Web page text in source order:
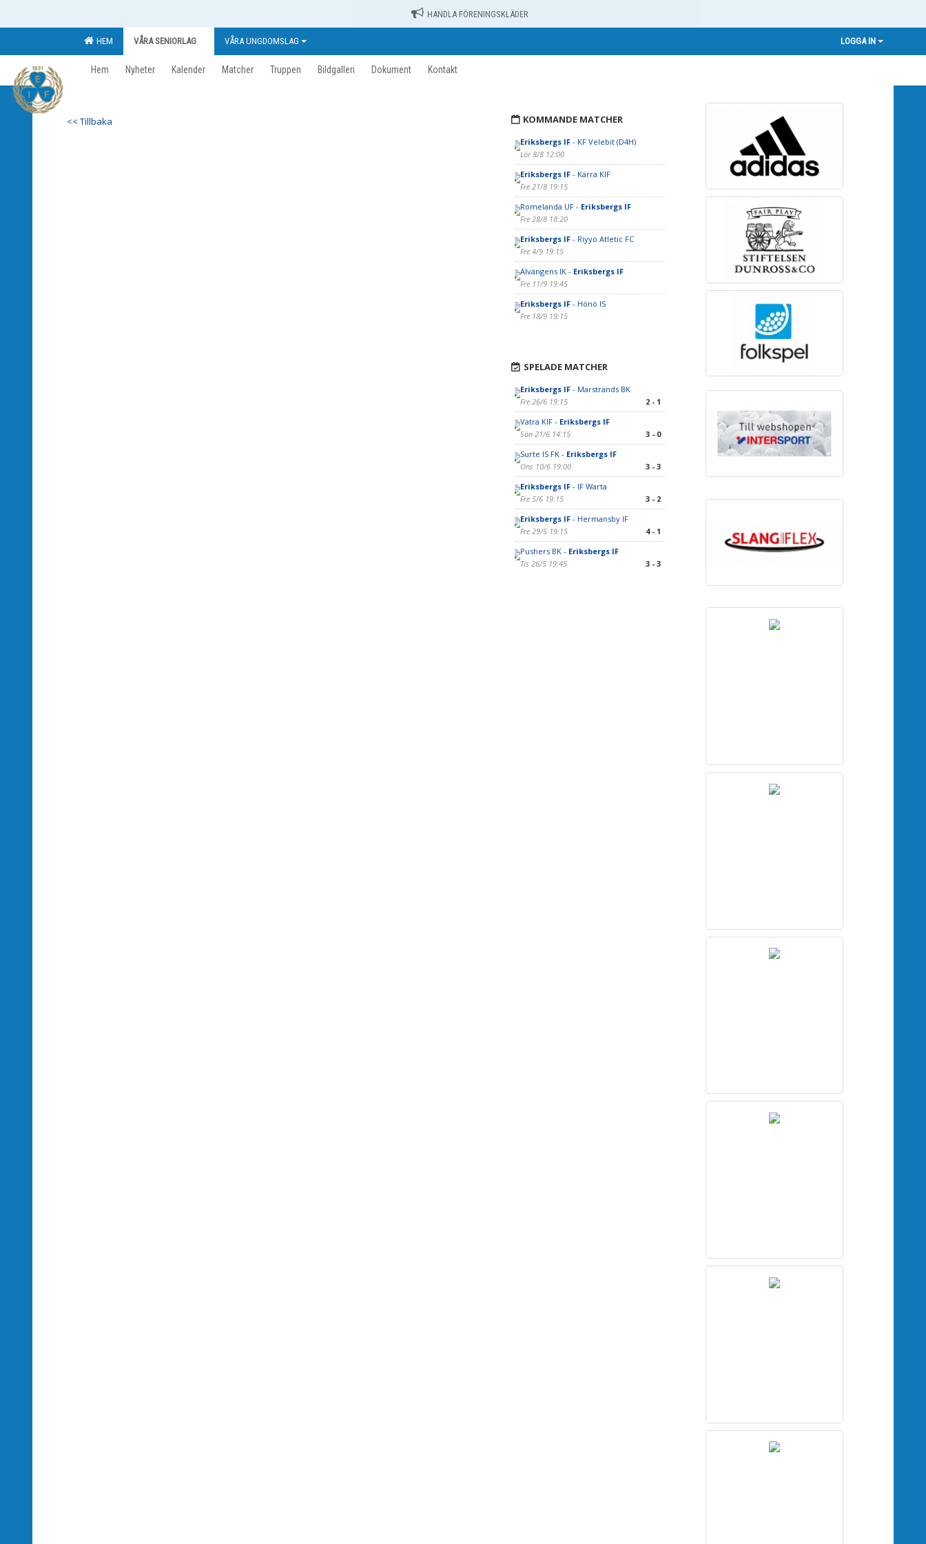
HANDLA FÖRENINGSKLÄDER
HEM VÅRA SENIORLAG VÅRA UNGDOMSLAG LOGGA IN
Hem Nyheter Kalender Matcher Truppen Bildgalleri Dokument Kontakt
<< Tillbaka KOMMANDE MATCHER
Eriksbergs IF- KF Velebit (D4H)
Lör 8/8 12:00
Eriksbergs IF- Kärra KIF
Fre 21/8 19:15
Romelanda UF - Eriksbergs IF
Fre 28/8 18:20
Eriksbergs IF- Riyyo Atletic FC
Fre 4/9 19:15
Älvängens IK - Eriksbergs IF
Fre 11/9 19:45
Eriksbergs IF- Hönö IS
Fre 18/9 19:15
SPELADE MATCHER
Eriksbergs IF- Marstrands BK
Fre 26/6 19:15
2 - 1
Vatra KIF - Eriksbergs IF
Sön 21/6 14:15
3 - 0
Surte IS FK - Eriksbergs IF
Ons 10/6 19:00
3 - 3
Eriksbergs IF- IF Warta
Fre 5/6 19:15
3 - 2
Eriksbergs IF- Hermansby IF
Fre 29/5 19:15
4 - 1
Pushers BK - Eriksbergs IF
Tis 26/5 19:45
3 - 3